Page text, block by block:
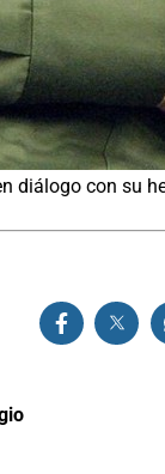
diálogo con